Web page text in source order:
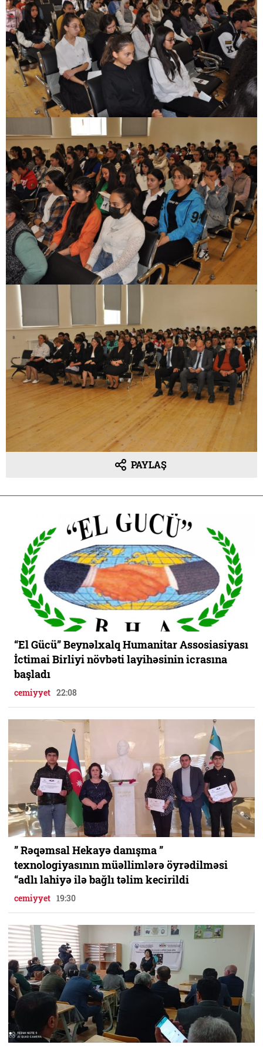
PAYLAŞ
“El Gücü” Beynəlxalq Humanitar Assosiasiyası
İctimai Birliyi növbəti layihəsinin icrasına
başladı
cemiyyet 22:08
” Rəqəmsal Hekayə danışma ”
texnologiyasının müəllimlərə öyrədilməsi
“adlı lahiyə ilə bağlı təlim kecirildi
cemiyyet 19:30